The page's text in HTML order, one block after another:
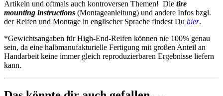
Artikeln und oftmals auch kontroversen Themen! Die tire
mounting instructions (Montageanleitung) und andere Infos bzgl.
der Reifen und Montage in englischer Sprache findest Du hier.
*Gewichtsangaben für High-End-Reifen können nie 100% genau
sein, da eine halbmanufakturielle Fertigung mit großen Anteil an
Handarbeit keine immer gleich reproduzierbaren Ergebnisse liefern
kann.